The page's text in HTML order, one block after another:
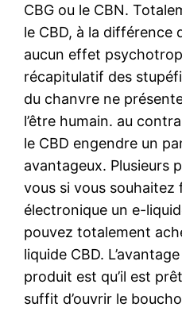
CBG ou le CBN.
le CBD, à la différence
aucun effet
récapitulatif des
du chanvre ne
l’être humain. au
le CBD engendre un
avantageux. Plusieurs
vous si vous
électronique un e-
pouvez totalement
liquide CBD.
produit est qu’il est
suffit d’ouvrir le